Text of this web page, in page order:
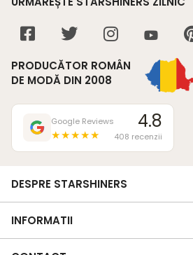
PRODUCĂTOR ROMÂN
DE MODĂ DIN 2008
Google Reviews
★★★★★
4.8
408 recenzii
DESPRE STARSHINERS
INFORMATII